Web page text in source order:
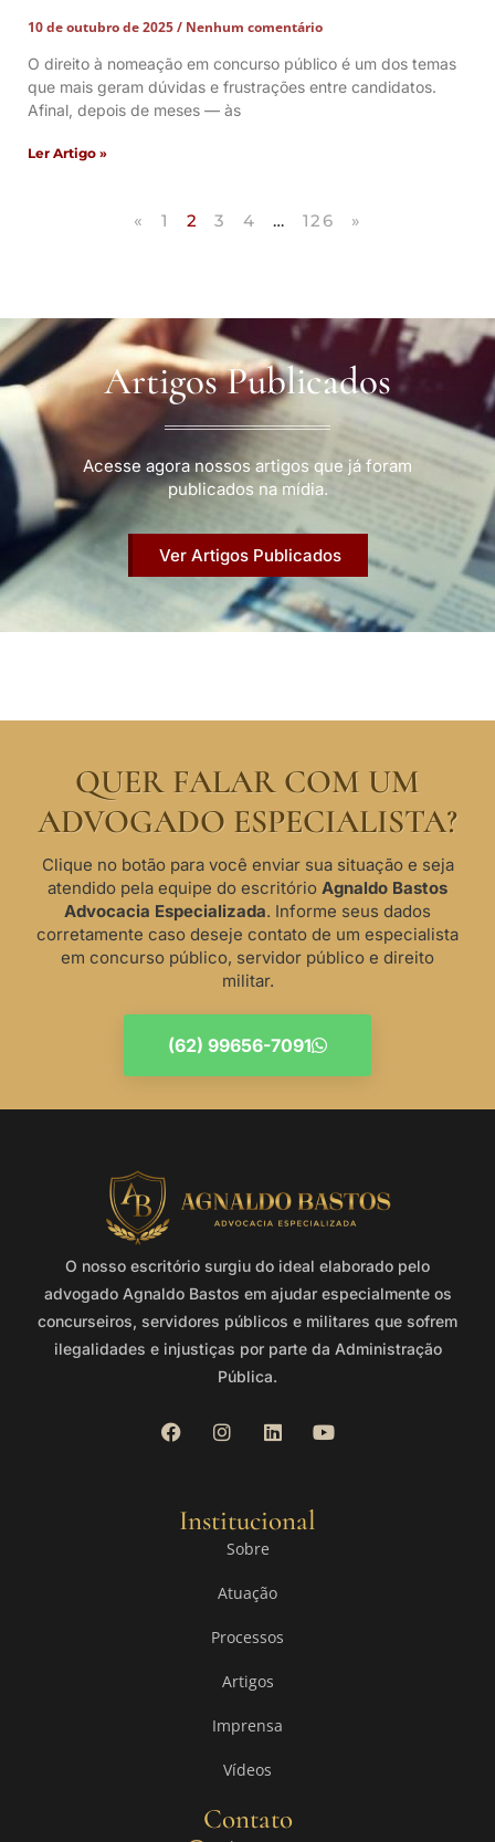
10 de outubro de 2025
Nenhum comentário
O direito à nomeação em concurso público é um dos temas
que mais geram dúvidas e frustrações entre candidatos.
Afinal, depois de meses — às
Ler Artigo »
« 1 2 3 4 … 126 »
Artigos Publicados
Acesse agora nossos artigos que já foram
publicados na mídia.
Ver Artigos Publicados
QUER FALAR COM UM
ADVOGADO ESPECIALISTA?
Clique no botão para você enviar sua situação e seja
atendido pela equipe do escritório Agnaldo Bastos
Advocacia Especializada. Informe seus dados
corretamente caso deseje contato de um especialista
em concurso público, servidor público e direito
militar.
(62) 99656-7091
O nosso escritório surgiu do ideal elaborado pelo
advogado Agnaldo Bastos em ajudar especialmente os
concurseiros, servidores públicos e militares que sofrem
ilegalidades e injustiças por parte da Administração
Pública.
Institucional
Sobre
Atuação
Processos
Artigos
Imprensa
Vídeos
Contato